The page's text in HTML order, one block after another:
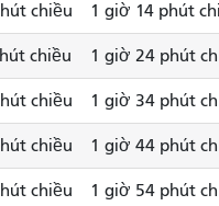
chiều 1 giờ 14 phút
chiều 1 giờ 24 phút
chiều 1 giờ 34 phút
chiều 1 giờ 44 phút
chiều 1 giờ 54 phút